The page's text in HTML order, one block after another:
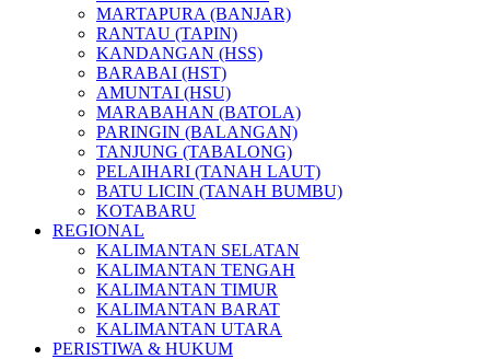
MARTAPURA (BANJAR)
RANTAU (TAPIN)
KANDANGAN (HSS)
BARABAI (HST)
AMUNTAI (HSU)
MARABAHAN (BATOLA)
PARINGIN (BALANGAN)
TANJUNG (TABALONG)
PELAIHARI (TANAH LAUT)
BATU LICIN (TANAH BUMBU)
KOTABARU
REGIONAL
KALIMANTAN SELATAN
KALIMANTAN TENGAH
KALIMANTAN TIMUR
KALIMANTAN BARAT
KALIMANTAN UTARA
PERISTIWA & HUKUM